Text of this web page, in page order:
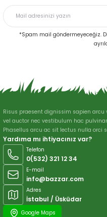
Bu ürüne benzer farklı
*Spam mail göndermeyeceğiz.
Risus praesent dignissim sapien
vel auctor nec vestibulum hac
Phasellus arcu ac sit lectus nulla orci
Yardıma mı ihtiyacınız var?
Telefon
0(532) 321 12 34
E-mail
info@bazzar.com
Adres
İstabul / Üsküdar
Google Maps